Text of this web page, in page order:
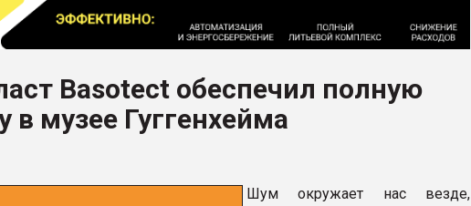
выходит на
рынке
ПЭТ
Basotect обеспечил полную
в музее Гуггенхейма
Шум окружает нас везде,